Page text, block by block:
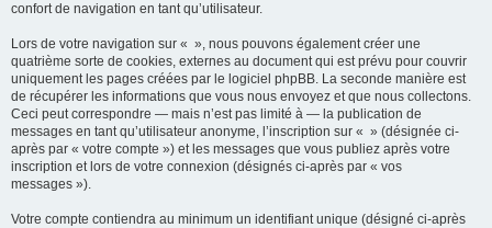
confort de navigation en tant qu’utilisateur.
Lors de votre navigation sur « », nous pouvons également créer une
quatrième sorte de cookies, externes au document qui est prévu pour couvrir
uniquement les pages créées par le logiciel phpBB. La seconde manière est
de récupérer les informations que vous nous envoyez et que nous collectons.
Ceci peut correspondre — mais n’est pas limité à — la publication de
messages en tant qu’utilisateur anonyme, l’inscription sur « » (désignée ci-
après par « votre compte ») et les messages que vous publiez après votre
inscription et lors de votre connexion (désignés ci-après par « vos
messages »).
Votre compte contiendra au minimum un identifiant unique (désigné ci-après